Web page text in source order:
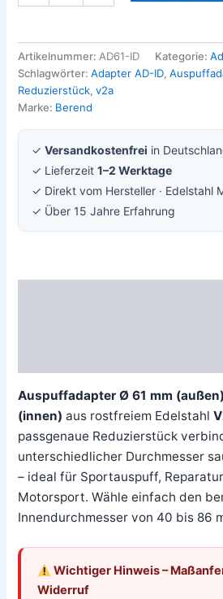
Artikelnummer:AD61-ID Kategorie:
Schlagwörter:Adapter AD-ID,
Reduzierstück,v2a
Marke: Berend
✓Versandkostenfrei in
✓ Lieferzeit1–2 Werktage
✓ Direkt vom Hersteller · Edelstahl
✓ Über 15 Jahre Erfahrung
Auspuffadapter Ø 61 mm
(innen) aus rostfreiem Edelstahl
passgenaue Reduzierstück
unterschiedlicher Durchmesser
– ideal für Sportauspuff,
Motorsport. Wähle einfach den
Innendurchmesser von 40 bis 86
Wichtiger Hinweis –
Widerruf